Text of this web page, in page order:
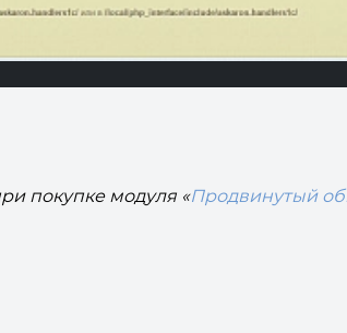
покупке модуля «Продвинутый